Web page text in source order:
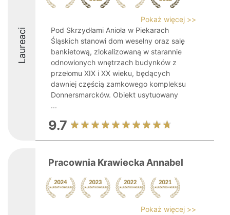
Laureaci
Pokaż więcej >>
Pod Skrzydłami Anioła w Piekarach
Śląskich stanowi dom weselny oraz salę
bankietową, zlokalizowaną w starannie
odnowionych wnętrzach budynków z
przełomu XIX i XX wieku, będących
dawniej częścią zamkowego kompleksu
Donnersmarcków. Obiekt usytuowany
...
9.7
Pracownia Krawiecka Annabel
Pokaż więcej >>